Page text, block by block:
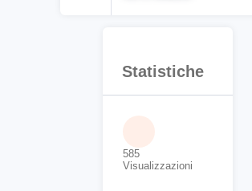
Statistiche
585
Visualizzazioni